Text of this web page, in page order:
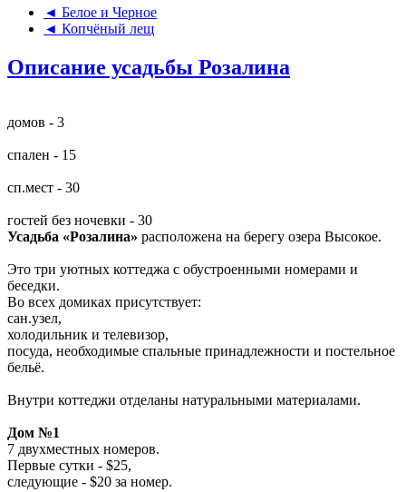
◄ Белое и Черное
◄ Копчёный лещ
Описание усадьбы Розалина
домов - 3
спален - 15
сп.мест - 30
гостей без ночевки - 30
Усадьба «Розалина» расположена на берегу озера Высокое.
Это три уютных коттеджа с обустроенными номерами и
беседки.
Во всех домиках присутствует:
сан.узел,
холодильник и телевизор,
посуда, необходимые спальные принадлежности и постельное
бельё.
Внутри коттеджи отделаны натуральными материалами.
Дом №1
7 двухместных номеров.
Первые сутки - $25,
следующие - $20 за номер.